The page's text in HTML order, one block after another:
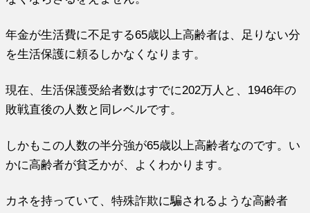
年金が生活費に不足する65歳以上高齢者は、足りない分
を生活保護に頼るしかなくなります。
現在、生活保護受給者数はすでに202万人と、1946年の
敗戦直後の人数と同レベルです。
しかもこの人数の半分強が65歳以上高齢者なのです。い
かに高齢者が貧乏かが、よくわかります。
カネを持っていて、特殊詐欺に騙されるような高齢者